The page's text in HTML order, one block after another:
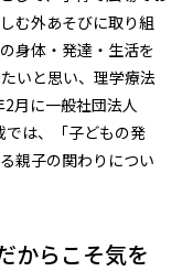
む外あそびに取り組
身体・発達・生活を
いと思い、理学療法
月に一般社団法人
は、「子どもの発
親子の関わりについ
からこそ気を